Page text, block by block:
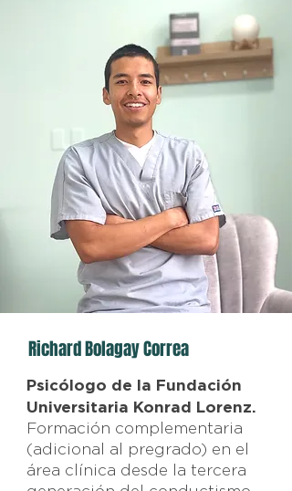
Richard Bolagay Correa
Psicólogo de la Fundación
Universitaria Konrad Lorenz.
Formación complementaria
(adicional al pregrado) en el
área clínica desde la tercera